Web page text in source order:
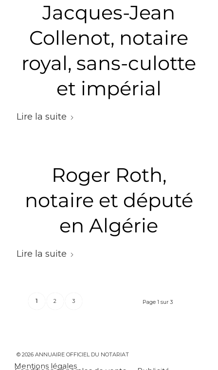
Jacques-Jean
Collenot, notaire
royal, sans-culotte
et impérial
Lire la suite
Roger Roth,
notaire et député
en Algérie
Lire la suite
Page 1 sur 3
1 2 3
© 2026 ANNUAIRE OFFICIEL DU NOTARIAT
Mentions légales